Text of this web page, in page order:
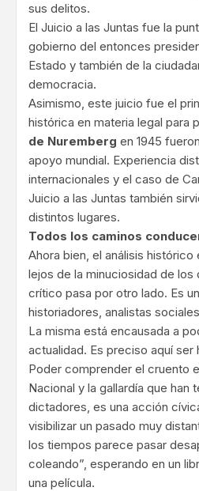
sus delitos.
El Juicio a las Juntas fue la
gobierno del entonces
Estado y también de la
democracia.
Asimismo, este juicio fue el
histórica en materia legal para
de Nuremberg en 1945
apoyo mundial. Experiencia
internacionales y el caso de
Juicio a las Juntas también
distintos lugares.
Todos los caminos
Ahora bien, el análisis
lejos de la minuciosidad de
crítico pasa por otro lado. Es
historiadores, analistas
La misma está encausada a
actualidad. Es preciso aquí
Poder comprender el cruento
Nacional y la gallardía que han
dictadores, es una acción
visibilizar un pasado muy
los tiempos parece pasar
coleando”, esperando en un
una película.